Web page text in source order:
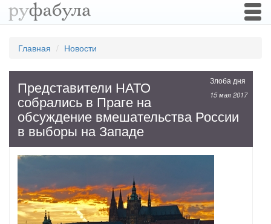
Главная Новости
Злоба дня
15 мая 2017
Представители НАТО
собрались в Праге на
обсуждение вмешательства России
в выборы на Западе